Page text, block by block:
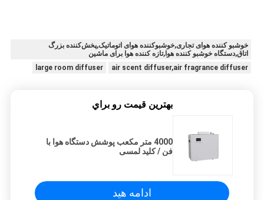
خوشبو کننده هوای تجاری,خوشبوکننده هوای اتوماتیک,پخش‌کننده بزرگ
اتاق,دستگاه خوشبو کننده هوا,تازه کننده هوا برای ماشین
air scent diffuser,air fragrance diffuser
large room diffuser
بهترين قيمت رو براي
4000 متر مکعب پوشش دستگاه هوا با
فن / کلید لمسی
ادامه هید